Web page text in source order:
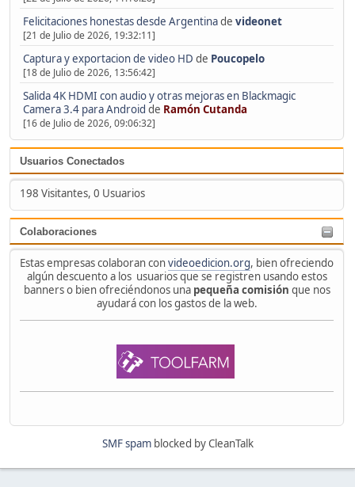
Felicitaciones honestas desde Argentinade videonet
[21 de Julio de 2026, 19:32:11]
Captura y exportacion de video HD de Poucopelo
[18 de Julio de 2026, 13:56:42]
Salida 4K HDMI con audio y otras mejoras en Blackmagic
Camera 3.4 para Android de Ramón Cutanda
[16 de Julio de 2026, 09:06:32]
Usuarios Conectados
198 Visitantes, 0 Usuarios
Colaboraciones
Estas empresas colaboran convideoedicion.org, bien ofreciendo
algún descuento a los usuarios que se registren usando estos
banners o bien ofreciéndonos una pequeña comisión que nos
ayudará con los gastos de la web.
SMF spamblocked by CleanTalk